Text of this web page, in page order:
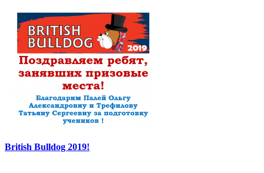
British Bulldog 2019!